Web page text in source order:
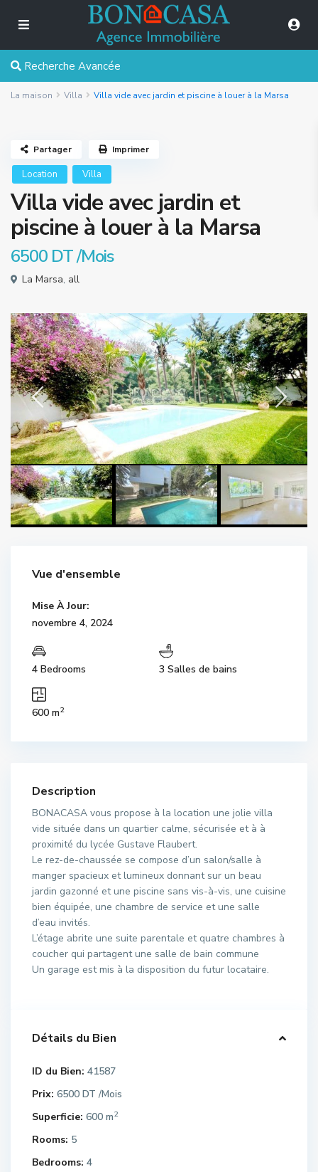
Recherche Avancée
La maison Villa Villa vide avec jardin et piscine à louer à la Marsa
Location Villa
Villa vide avec jardin et
piscine à louer à la Marsa
6500 DT/Mois
La Marsa, all
Partager Imprimer
Vue d'ensemble
Mise À Jour:
novembre 4, 2024
4 Bedrooms 3 Salles de bains
600 m2
Description
BONACASA vous propose à la location une jolie villa
vide située dans un quartier calme, sécurisée et à à
proximité du lycée Gustave Flaubert.
Le rez-de-chaussée se compose d’un salon/salle à
manger spacieux et lumineux donnant sur un beau
jardin gazonné et une piscine sans vis-à-vis, une cuisine
bien équipée, une chambre de service et une salle
d’eau invités.
L’étage abrite une suite parentale et quatre chambres à
coucher qui partagent une salle de bain commune
Un garage est mis à la disposition du futur locataire.
Détails du Bien
ID du Bien: 41587
Prix: 6500 DT /Mois
Superficie: 600 m2
Rooms: 5
Bedrooms: 4